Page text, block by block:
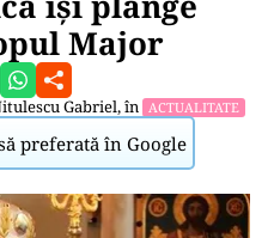
Major
Gabriel, în ACTUALITATE
preferată în Google